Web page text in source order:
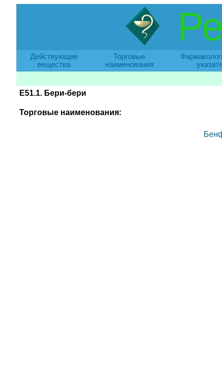
Действующие
вещества
Торговые
наименования
E51.1. Бери-бери
Торговые наименования: